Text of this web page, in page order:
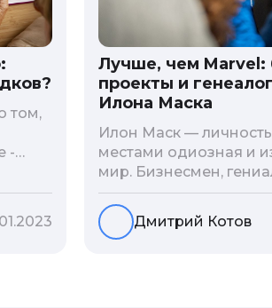
том,
-
Лучше, чем Marvel:
проекты и
Илона Маска
Илон Маск —
местами одиозная и
мир. Бизнесмен,
изобретатель и
прообраз экранного
человека —
Дмитрий Котов